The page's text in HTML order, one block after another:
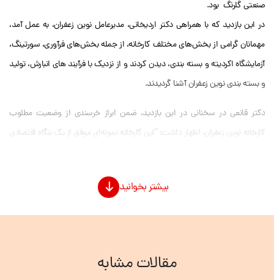
صنعتی گلرنگ بود.
در این بازدید که با همراهی دکتر اردیخانی، مدیرعامل نوین زعفران، به عمل آمد،
مهمانان گرامی از بخش‌های مختلف کارخانه، از جمله بخش‌های فرآوری، سورتینگ،
آزمایشگاه اکردیته و بسته بندی، دیدن کردند و از نزدیک با فرآیند های انبارش، تولید
و بسته بندی نوین زعفران آشنا گردیدند.
دکتر قانعی در سخنانی در این بازدید، ضمن ابراز خرسندی از وضعیت مطلوب
کارخانه نوین زعفران، اظهار داشت: “این کارخانه نمونه‌ای موفق از یک بنگاه اقتصادی
جناب دکتر خانی و تیم همراه نیز در این بازدید با تأکید بر حمایت بانک توسعه
در پایان این بازدید، مقرر شد همکاری‌های فی‌مابین بانک توسعه صادرات و نوین
بیشتر بخوانید
مقالات مشابه